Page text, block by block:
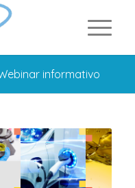
informativo